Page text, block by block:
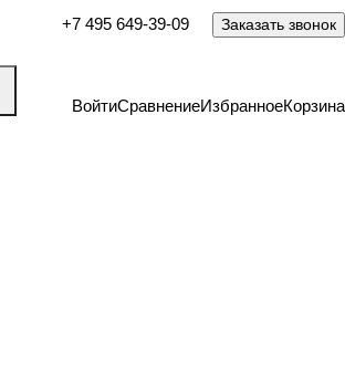
+7 495 649-39-09 Заказать звонок
ВойтиСравнениеИзбранноеКорзина